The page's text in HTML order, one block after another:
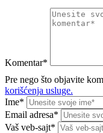
Komentar*
Pre nego što objavite
korišćenja usluge.
Ime*
Email adresa*
Vaš veb-sajt*